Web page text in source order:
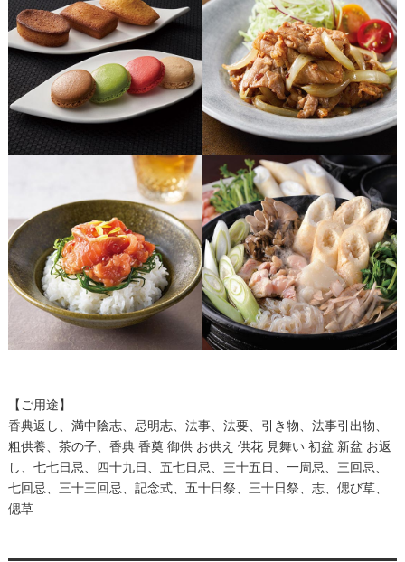
【ご用途】
香典返し、満中陰志、忌明志、法事、法要、引き物、法事引出物、
粗供養、茶の子、香典 香奠 御供 お供え 供花 見舞い 初盆 新盆 お返
し、七七日忌、四十九日、五七日忌、三十五日、一周忌、三回忌、
七回忌、三十三回忌、記念式、五十日祭、三十日祭、志、偲び草、
偲草